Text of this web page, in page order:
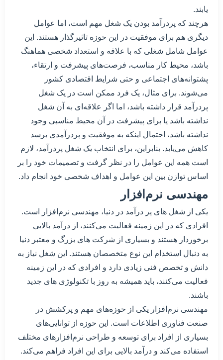
یابند.
هرچند که پردرآمد بودن یک شغل مهم است، اما عوامل
دیگری هم برای موفقیت در این حوزه تاثیرگذار هستند. این
عوامل شامل شغلی که با علاقه و استعداد شخصی هماهنگ
باشد، محیط کار مناسب، فرصت‌های پیشرفت و ارتقاء،
پشتوانه‌های اجتماعی و حتی شرایط اقتصادی کشور
می‌شوند. برای مثال، یک فرد ممکن است در یک شغل
پردرآمد قرار داشته باشد، اما اگر علاقه‌ای به آن شغل
نداشته باشد یا برای پیشرفت در آن محیط مناسبی وجود
نداشته باشد، احتمال اینکه به موفقیت و پردرآمدی برسد
کاهش می‌یابد. بنابراین، برای انتخاب یک شغل پردرآمد، لازم
است همه این عوامل را در نظر گرفت و تصمیمات خود را بر
اساس توازن بین این عوامل و اهداف شخصی خود انجام داد.
مهندسی نرم‌افزار
یکی از شغل های پر درآمد در دنیا، مهندسی نرم‌افزار است.
افرادی که در این زمینه فعالیت می‌کنند، از درآمد بالایی
برخوردار هستند و بسیاری از شرکت های بزرگ و معتبر دنیا
به دنبال استخدام این نوع متخصصان هستند. این شغل نیاز به
دانش و تخصص فنی زیادی دارد و افرادی که در این زمینه
فعالیت می‌کنند، باید همیشه به روز با تکنولوژی های جدید
باشند.
مهندسی نرم‌افزار یکی از حوزه‌های مهم و پرکشش در
صنعت فناوری اطلاعات است. این حوزه از توانایی‌های
بسیاری از افراد برای توسعه و طراحی نرم‌افزارهای مختلف
استفاده می‌کند و درآمد بالایی برای این افراد فراهم می‌کند.